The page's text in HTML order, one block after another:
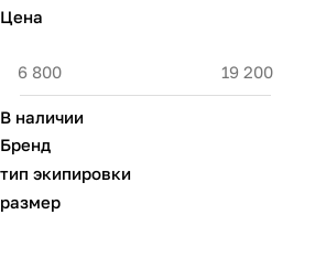
Цена
В наличии
Бренд
тип экипировки
размер